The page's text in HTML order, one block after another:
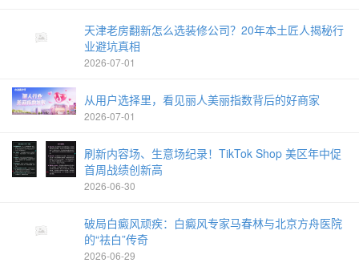
天津老房翻新怎么选装修公司？20年本土匠人揭秘行
业避坑真相
2026-07-01
从用户选择里，看见丽人美丽指数背后的好商家
2026-07-01
刷新内容场、生意场纪录！TikTok Shop 美区年中促
首周战绩创新高
2026-06-30
破局白癜风顽疾：白癜风专家马春林与北京方舟医院
的“祛白”传奇
2026-06-29